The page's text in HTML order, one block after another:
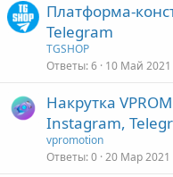
Платформа-
Telegram
TGSHOP
Ответы 6 10 Май 2021
Накрутка
Instagram,
vpromotion
Ответы 0 20 Мар 2021